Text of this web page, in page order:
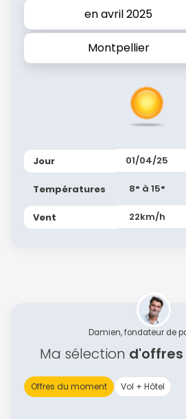
en avril 2025
Montpellier
Jour
Températures
Vent
01/04/25
8° à 15°
22km/h
Damien, fondateur de
Ma sélection
Offres du moment Vol + Hôtel